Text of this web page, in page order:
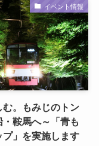
イベント情報
。もみじのトン
鞍馬へ～「青も
」を実施します